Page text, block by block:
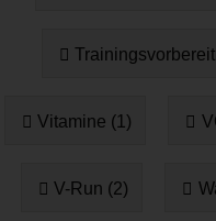
Vitamine (1)
V-Run (2)